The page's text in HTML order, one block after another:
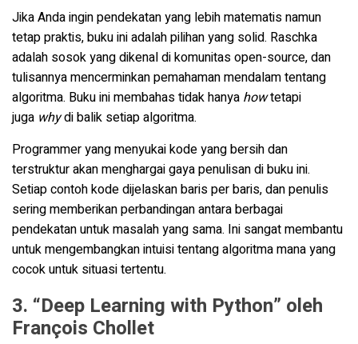
Jika Anda ingin pendekatan yang lebih matematis namun
tetap praktis, buku ini adalah pilihan yang solid. Raschka
adalah sosok yang dikenal di komunitas open-source, dan
tulisannya mencerminkan pemahaman mendalam tentang
algoritma. Buku ini membahas tidak hanya howtetapi
juga whydi balik setiap algoritma.
Programmer yang menyukai kode yang bersih dan
terstruktur akan menghargai gaya penulisan di buku ini.
Setiap contoh kode dijelaskan baris per baris, dan penulis
sering memberikan perbandingan antara berbagai
pendekatan untuk masalah yang sama. Ini sangat membantu
untuk mengembangkan intuisi tentang algoritma mana yang
cocok untuk situasi tertentu.
3. “Deep Learning with Python” oleh
François Chollet